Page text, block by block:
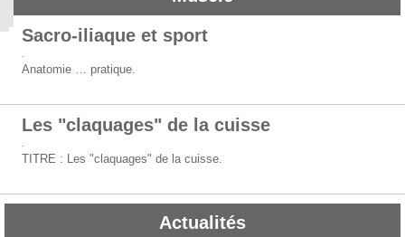
Sacro-iliaque et sport
.
Anatomie … pratique.
Les "claquages" de la cuisse
.
TITRE : Les "claquages" de la cuisse.
Actualités